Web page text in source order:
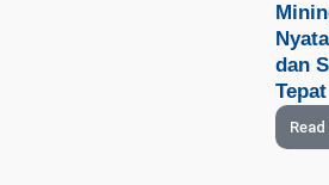
dan
Tepat